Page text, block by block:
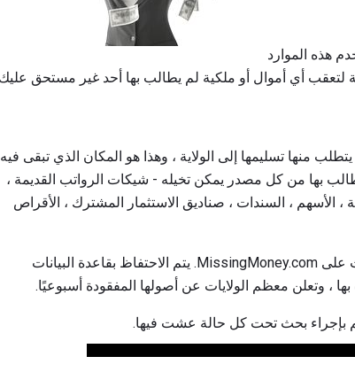
منها تسليمها إلى الولاية ، وهذا هو المكان الذي تبقى فيه
دولار في أموال غير مُطالب بها من كل مصدر يمكن تخيله - شيكات الرواتب القديمة ،
، الأسهم ، السندات ، صناديق الاستثمار المشترك ، الأقراص
لمعرفة ما إذا كان هناك أي أموال لم يطالب بها أحد ، عليك إجراء بحث على MissingMoney.com. يتم الاحتفاظ بقاعدة البيانات
، وتعلن معظم الولايات عن أصولها المفقودة أسبوعيًا.